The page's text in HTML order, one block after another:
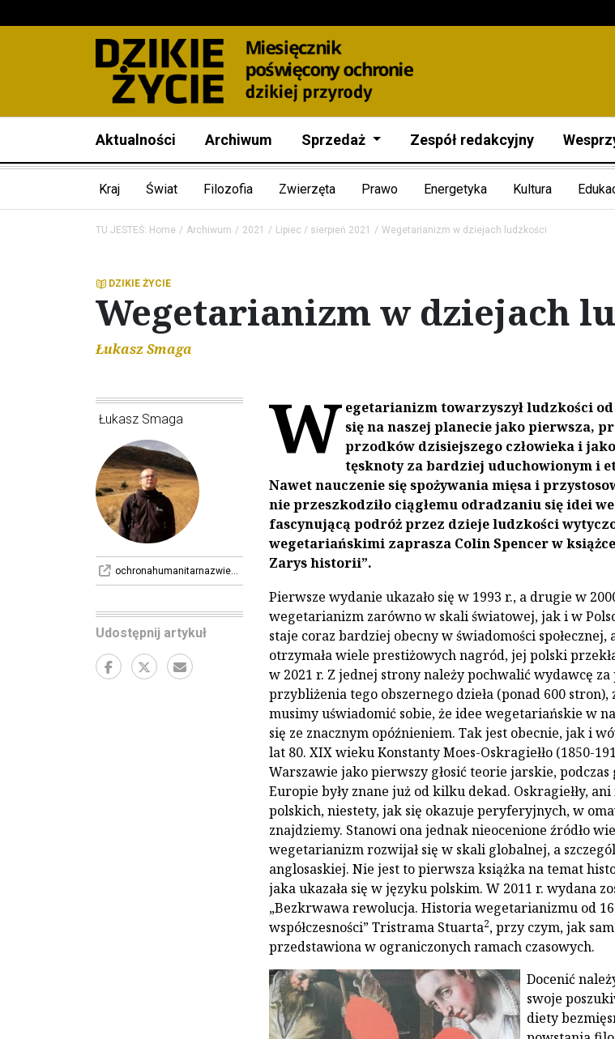
Aktualności Archiwum Sprzedaż Zespół redakcyjny
Kraj Świat Filozofia Zwierzęta Prawo Energetyka Kultura
TU JESTEŚ: Home Archiwum 2021 Lipiec / sierpień 2021 Wegetarianizm w dziejach ludzkości
DZIKIE ŻYCIE
Wegetarianizm w dziejach
Łukasz Smaga
Łukasz Smaga
ochronahumanitarnazwierzat.home.blog
Udostępnij artykuł
W egetarianizm towarzyszył ludzkości
się na naszej planecie jako pierwsza,
przodków dzisiejszego człowieka i
tęsknoty za bardziej uduchowionym i
Nawet nauczenie się spożywania mięsa i
nie przeszkodziło ciągłemu odradzaniu się idei
fascynującą podróż przez dzieje ludzkości
wegetariańskimi zaprasza Colin Spencer w
Zarys historii”.
Pierwsze wydanie ukazało się w 1993 r., a drugie w
wegetarianizm zarówno w skali światowej, jak i w
staje coraz bardziej obecny w świadomości społecznej,
otrzymała wiele prestiżowych nagród, jej polski
w 2021 r. Z jednej strony należy pochwalić wydawcę
przybliżenia tego obszernego dzieła (ponad 600
musimy uświadomić sobie, że idee wegetariańskie w
się ze znacznym opóźnieniem. Tak jest obecnie, jak i
lat 80. XIX wieku Konstanty Moes-Oskragiełło (1850-
Warszawie jako pierwszy głosić teorie jarskie, podczas
Europie były znane już od kilku dekad. Oskragiełły,
polskich, niestety, jak się okazuje peryferyjnych, w
znajdziemy. Stanowi ona jednak nieocenione źródło
wegetarianizm rozwijał się w skali globalnej, a
anglosaskiej. Nie jest to pierwsza książka na temat
jaka ukazała się w języku polskim. W 2011 r. wydana
„Bezkrwawa rewolucja. Historia wegetarianizmu od
współczesności” Tristrama Stuarta2, przy czym, jak
przedstawiona w ograniczonych ramach czasowych.
Docenić
swoje
diety